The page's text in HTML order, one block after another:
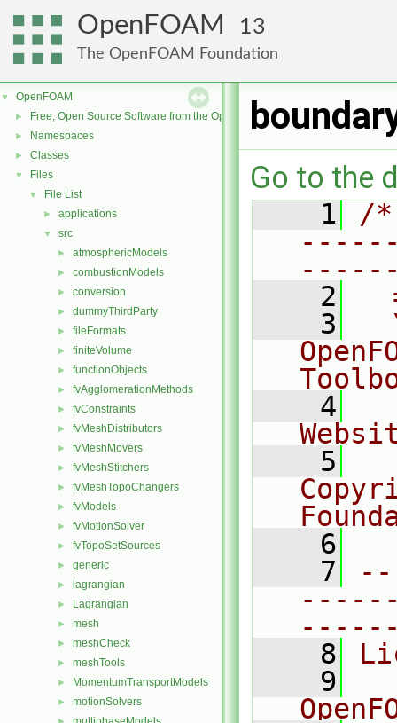
OpenFOAM 13
The OpenFOAM Foundation
▼ OpenFOAM
► Free, Open Source Software from the OpenFOAM Foundation
► Namespaces
► Classes
▼ Files
▼ File List
► applications
▼ src
► atmosphericModels
► combustionModels
► conversion
► dummyThirdParty
► fileFormats
► finiteVolume
► functionObjects
► fvAgglomerationMethods
► fvConstraints
► fvMeshDistributors
► fvMeshMovers
► fvMeshStitchers
► fvMeshTopoChangers
► fvModels
► fvMotionSolver
► fvTopoSetSources
► generic
► lagrangian
► Lagrangian
► mesh
► meshCheck
► meshTools
► MomentumTransportModels
► motionSolvers
Go to the
    1
/
    2
    3
    4
    5
    6
    7
    8
    9